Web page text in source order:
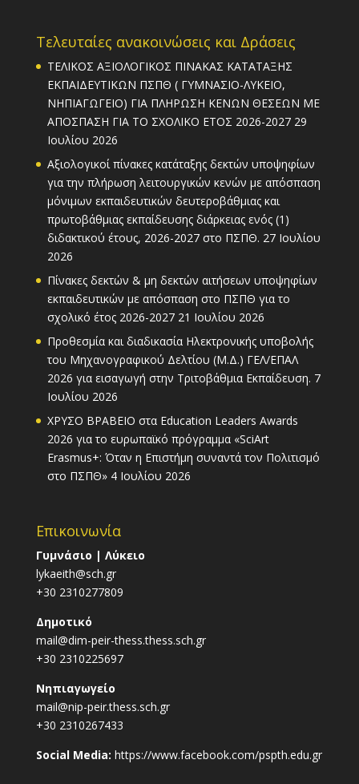
Τελευταίες ανακοινώσεις και Δράσεις
ΤΕΛΙΚΟΣ ΑΞΙΟΛΟΓΙΚΟΣ ΠΙΝΑΚΑΣ ΚΑΤΑΤΑΞΗΣ
ΕΚΠΑΙΔΕΥΤΙΚΩΝ ΠΣΠΘ ( ΓΥΜΝΑΣΙΟ-ΛΥΚΕΙΟ,
ΝΗΠΙΑΓΩΓΕΙΟ) ΓΙΑ ΠΛΗΡΩΣΗ ΚΕΝΩΝ ΘΕΣΕΩΝ ΜΕ
ΑΠΟΣΠΑΣΗ ΓΙΑ ΤΟ ΣΧΟΛΙΚΟ ΕΤΟΣ 2026-2027 29
Ιουλίου 2026
Αξιολογικοί πίνακες κατάταξης δεκτών υποψηφίων
για την πλήρωση λειτουργικών κενών με απόσπαση
μόνιμων εκπαιδευτικών δευτεροβάθμιας και
πρωτοβάθμιας εκπαίδευσης διάρκειας ενός (1)
διδακτικού έτους, 2026-2027 στο ΠΣΠΘ. 27 Ιουλίου
2026
Πίνακες δεκτών & μη δεκτών αιτήσεων υποψηφίων
εκπαιδευτικών με απόσπαση στο ΠΣΠΘ για το
σχολικό έτος 2026-2027 21 Ιουλίου 2026
Προθεσμία και διαδικασία Ηλεκτρονικής υποβολής
του Μηχανογραφικού Δελτίου (Μ.Δ.) ΓΕΛ/ΕΠΑΛ
2026 για εισαγωγή στην Τριτοβάθμια Εκπαίδευση. 7
Ιουλίου 2026
ΧΡΥΣΟ ΒΡΑΒΕΙΟ στα Education Leaders Awards
2026 για το ευρωπαϊκό πρόγραμμα «SciArt
Erasmus+: Όταν η Επιστήμη συναντά τον Πολιτισμό
στο ΠΣΠΘ» 4 Ιουλίου 2026
Επικοινωνία
Γυμνάσιο | Λύκειο
lykaeith@sch.gr
+30 2310277809
Δημοτικό
mail@dim-peir-thess.thess.sch.gr
+30 2310225697
Νηπιαγωγείο
mail@nip-peir.thess.sch.gr
+30 2310267433
Social Media: https://www.facebook.com/pspth.edu.gr